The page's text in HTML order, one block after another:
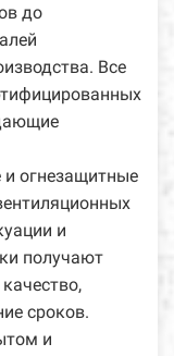
до
Все
огнезащитные
и
получают
сроков.
и